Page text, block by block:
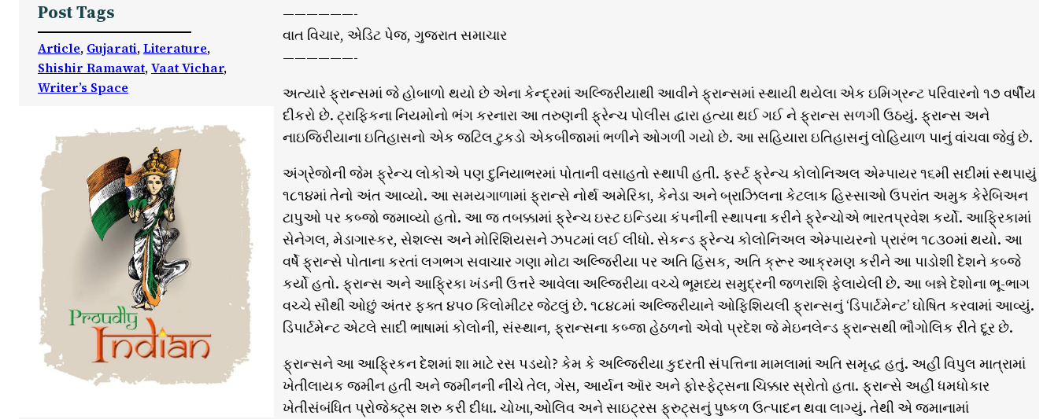
Post Tags
Article, Gujarati, Literature
Shishir Ramawat, Vaat Vichar
Writer’s Space
——————-
વાત વિચાર, એડિટ પેજ, ગુજરાત સમાચાર
——————-
અત્યારે ફ્રાન્સમાં જે હોબાળો થયો છે એના કેન્દ્રમાં અલ્જિરીયાથી આવીને ફ્રાન્સમાં સ્થાયી થયેલા એક ઇમિગ્રન્ટ પરિવારનો ૧૭ વર્ષીય
દીકરો છે. ટ્રાફિકના નિયમોનો ભંગ કરનારા આ તરુણની ફ્રેન્ચ પોલીસ દ્વારા હત્યા થઈ ગઈ ને ફ્રાન્સ સળગી ઉઠયું. ફ્રાન્સ અને
નાઇજિરીયાના ઇતિહાસનો એક જટિલ ટુકડો એકબીજામાં ભળીને ઓગળી ગયો છે. આ સહિયારા ઇતિહાસનું લોહિયાળ પાનું વાંચવા જેવું છે.
અંગ્રેજોની જેમ ફ્રેન્ચ લોકોએ પણ દુનિયાભરમાં પોતાની વસાહતો સ્થાપી હતી. ફર્સ્ટ ફ્રેન્ચ કોલોનિઅલ એમ્પાયર ૧૬મી સદીમાં સ્થપાયું
૧૮૧૪માં તેનો અંત આવ્યો. આ સમયગાળામાં ફ્રાન્સે નોર્થ અમેરિકા, કેનેડા અને બ્રાઝિલના કેટલાક હિસ્સાઓ ઉપરાંત અમુક કેરેબિઅન
ટાપુઓ પર કબ્જો જમાવ્યો હતો. આ જ તબક્કામાં ફ્રેન્ચ ઇસ્ટ ઇન્ડિયા કંપનીની સ્થાપના કરીને ફ્રેન્ચોએ ભારતપ્રવેશ કર્યો. આફ્રિકામાં
સેનેગલ, મેડાગાસ્કર, સેશલ્સ અને મોરિશિયસને ઝપટમાં લઈ લીધો. સેકન્ડ ફ્રેન્ચ કોલોનિઅલ એમ્પાયરનો પ્રારંભ ૧૮૩૦માં થયો. આ
વર્ષે ફ્રાન્સે પોતાના કરતાં લગભગ સવાચાર ગણા મોટા અલ્જિરીયા પર અતિ હિંસક, અતિ ક્રૂર આક્રમણ કરીને આ પાડોશી દેશને કબ્જે
કર્યો હતો. ફ્રાન્સ અને આફ્રિકા ખંડની ઉત્તરે આવેલા અલ્જિરીયા વચ્ચે ભૂમધ્ય સમુદ્રની જળરાશિ ફેલાયેલી છે. આ બન્ને દેશોના ભૂ-ભાગ
વચ્ચે સૌથી ઓછું અંતર ફક્ત ૪૫૦ કિલોમીટર જેટલું છે. ૧૮૪૮માં અલ્જિરીયાને ઓફિશિયલી ફ્રાન્સનું ‘ડિપાર્ટમેન્ટ’ ઘોષિત કરવામાં આવ્યું.
ડિપાર્ટમેન્ટ એટલે સાદી ભાષામાં કોલોની, સંસ્થાન, ફ્રાન્સના કબ્જા હેઠળનો એવો પ્રદેશ જે મેઇનલેન્ડ ફ્રાન્સથી ભૌગોલિક રીતે દૂર છે.
ફ્રાન્સને આ આફ્રિકન દેશમાં શા માટે રસ પડયો? કેમ કે અલ્જિરીયા કુદરતી સંપત્તિના મામલામાં અતિ સમૃદ્ધ હતું. અહીં વિપુલ માત્રામાં
ખેતીલાયક જમીન હતી અને જમીનની નીચે તેલ, ગેસ, આર્યન ઑર અને ફોસ્ફેટ્સના ચિક્કાર સ્રોતો હતા. ફ્રાન્સે અહીં ધમધોકાર
ખેતીસંબંધિત પ્રોજેક્ટ્સ શરુ કરી દીધા. ચોખા,ઓલિવ અને સાઇટ્રસ ફ્રુટ્સનું પુષ્કળ ઉત્પાદન થવા લાગ્યું. તેથી એ જમાનામાં